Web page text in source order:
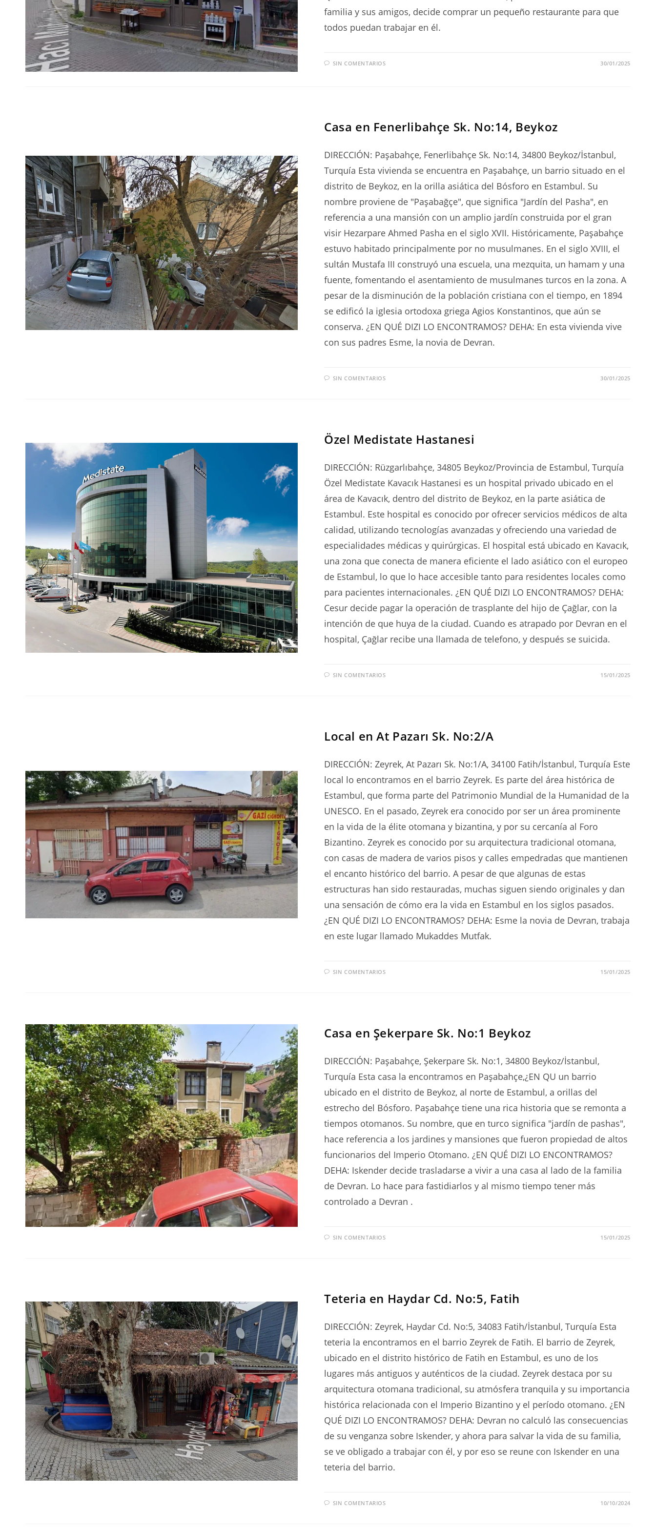
familia y sus amigos, decide comprar un pequeño restaurante para que
todos puedan trabajar en él.
SIN COMENTARIOS 30/01/2025
Casa en Fenerlibahçe Sk. No:14, Beykoz
DIRECCIÓN: Paşabahçe, Fenerlibahçe Sk. No:14, 34800 Beykoz/İstanbul,
Turquía Esta vivienda se encuentra en Paşabahçe, un barrio situado en el
distrito de Beykoz, en la orilla asiática del Bósforo en Estambul. Su
nombre proviene de "Paşabağçe", que significa "Jardín del Pasha", en
referencia a una mansión con un amplio jardín construida por el gran
visir Hezarpare Ahmed Pasha en el siglo XVII. Históricamente, Paşabahçe
estuvo habitado principalmente por no musulmanes. En el siglo XVIII, el
sultán Mustafa III construyó una escuela, una mezquita, un hamam y una
fuente, fomentando el asentamiento de musulmanes turcos en la zona. A
pesar de la disminución de la población cristiana con el tiempo, en 1894
se edificó la iglesia ortodoxa griega Agios Konstantinos, que aún se
conserva. ¿EN QUÉ DIZI LO ENCONTRAMOS? DEHA: En esta vivienda vive
con sus padres Esme, la novia de Devran.
SIN COMENTARIOS 30/01/2025
Özel Medistate Hastanesi
DIRECCIÓN: Rüzgarlıbahçe, 34805 Beykoz/Provincia de Estambul, Turquía
Özel Medistate Kavacık Hastanesi es un hospital privado ubicado en el
área de Kavacık, dentro del distrito de Beykoz, en la parte asiática de
Estambul. Este hospital es conocido por ofrecer servicios médicos de alta
calidad, utilizando tecnologías avanzadas y ofreciendo una variedad de
especialidades médicas y quirúrgicas. El hospital está ubicado en Kavacık,
una zona que conecta de manera eficiente el lado asiático con el europeo
de Estambul, lo que lo hace accesible tanto para residentes locales como
para pacientes internacionales. ¿EN QUÉ DIZI LO ENCONTRAMOS? DEHA:
Cesur decide pagar la operación de trasplante del hijo de Çağlar, con la
intención de que huya de la ciudad. Cuando es atrapado por Devran en el
hospital, Çağlar recibe una llamada de telefono, y después se suicida.
SIN COMENTARIOS 15/01/2025
Local en At Pazarı Sk. No:2/A
DIRECCIÓN: Zeyrek, At Pazarı Sk. No:1/A, 34100 Fatih/İstanbul, Turquía Este
local lo encontramos en el barrio Zeyrek. Es parte del área histórica de
Estambul, que forma parte del Patrimonio Mundial de la Humanidad de la
UNESCO. En el pasado, Zeyrek era conocido por ser un área prominente
en la vida de la élite otomana y bizantina, y por su cercanía al Foro
Bizantino. Zeyrek es conocido por su arquitectura tradicional otomana,
con casas de madera de varios pisos y calles empedradas que mantienen
el encanto histórico del barrio. A pesar de que algunas de estas
estructuras han sido restauradas, muchas siguen siendo originales y dan
una sensación de cómo era la vida en Estambul en los siglos pasados.
¿EN QUÉ DIZI LO ENCONTRAMOS? DEHA: Esme la novia de Devran, trabaja
en este lugar llamado Mukaddes Mutfak.
SIN COMENTARIOS 15/01/2025
Casa en Şekerpare Sk. No:1 Beykoz
DIRECCIÓN: Paşabahçe, Şekerpare Sk. No:1, 34800 Beykoz/İstanbul,
Turquía Esta casa la encontramos en Paşabahçe,¿EN QU un barrio
ubicado en el distrito de Beykoz, al norte de Estambul, a orillas del
estrecho del Bósforo. Paşabahçe tiene una rica historia que se remonta a
tiempos otomanos. Su nombre, que en turco significa "jardín de pashas",
hace referencia a los jardines y mansiones que fueron propiedad de altos
funcionarios del Imperio Otomano. ¿EN QUÉ DIZI LO ENCONTRAMOS?
DEHA: Iskender decide trasladarse a vivir a una casa al lado de la familia
de Devran. Lo hace para fastidiarlos y al mismo tiempo tener más
controlado a Devran .
SIN COMENTARIOS 15/01/2025
Teteria en Haydar Cd. No:5, Fatih
DIRECCIÓN: Zeyrek, Haydar Cd. No:5, 34083 Fatih/İstanbul, Turquía Esta
teteria la encontramos en el barrio Zeyrek de Fatih. El barrio de Zeyrek,
ubicado en el distrito histórico de Fatih en Estambul, es uno de los
lugares más antiguos y auténticos de la ciudad. Zeyrek destaca por su
arquitectura otomana tradicional, su atmósfera tranquila y su importancia
histórica relacionada con el Imperio Bizantino y el período otomano. ¿EN
QUÉ DIZI LO ENCONTRAMOS? DEHA: Devran no calculó las consecuencias
de su venganza sobre Iskender, y ahora para salvar la vida de su familia,
se ve obligado a trabajar con él, y por eso se reune con Iskender en una
teteria del barrio.
SIN COMENTARIOS 10/10/2024